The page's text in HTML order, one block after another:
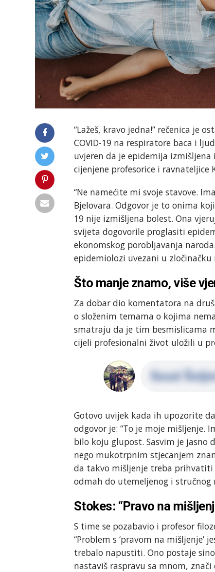
“Lažeš, kravo jedna!” rečenica je
COVID-19 na respiratore baca i
uvjeren da je epidemija izmišljena
cijenjene profesorice i
“Ne namećite mi svoje stavove.
Bjelovara. Odgovor je to onima
19 nije izmišljena bolest. Ona
svijeta dogovorile proglasiti
ekonomskog porobljavanja
epidemiolozi uvezani u zločinačku
Što manje znamo, više
Za dobar dio komentatora na
o složenim temama o kojima
smatraju da je tim besmislicama
cijeli profesionalni život uložili u
Gotovo uvijek kada ih upozorite
odgovor je: “To je moje mišljenje.
bilo koju glupost. Sasvim je jasno
nego mukotrpnim stjecanjem
da takvo mišljenje treba
odmah do utemeljenog i stručnog
Stokes: “Pravo na
S time se pozabavio i profesor
“Problem s ‘pravom na
trebalo napustiti. Ono postaje
nastaviš raspravu sa mnom, znači